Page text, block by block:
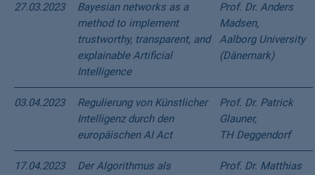
27.03.2023
Bayesian networks as a
method to implement
trustworthy, transparent, and
explainable Artificial
Intelligence
Prof. Dr. Anders
Madsen,
Aalborg University
(Dänemark)
03.04.2023
Regulierung von Künstlicher
Intelligenz durch den
europäischen AI Act
Prof. Dr. Patrick
Glauner,
TH Deggendorf
17.04.2023
Der Algorithmus als
Prof. Dr. Matthias